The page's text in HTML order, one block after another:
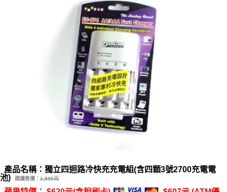
產品名稱：獨立四迴路冷快充充電組(含四顆3號2700充電電
池)
建議售價： 1,500元